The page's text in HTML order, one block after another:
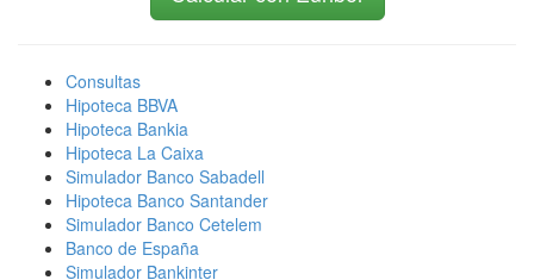
Consultas
Hipoteca BBVA
Hipoteca Bankia
Hipoteca La Caixa
Simulador Banco Sabadell
Hipoteca Banco Santander
Simulador Banco Cetelem
Banco de España
Simulador Bankinter